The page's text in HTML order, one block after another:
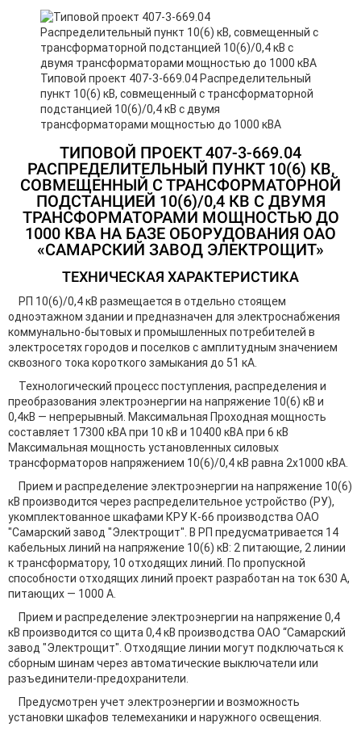
Типовой проект 407-3-669.04 Распределительный
пункт 10(6) кВ, совмещенный с трансформаторной
подстанцией 10(6)/0,4 кВ с двумя
трансформаторами мощностью до 1000 кВА
ТИПОВОЙ ПРОЕКТ 407-3-669.04
РАСПРЕДЕЛИТЕЛЬНЫЙ ПУНКТ 10(6) КВ,
СОВМЕЩЕННЫЙ С ТРАНСФОРМАТОРНОЙ
ПОДСТАНЦИЕЙ 10(6)/0,4 КВ С ДВУМЯ
ТРАНСФОРМАТОРАМИ МОЩНОСТЬЮ ДО
1000 КВА НА БАЗЕ ОБОРУДОВАНИЯ ОАО
«САМАРСКИЙ ЗАВОД ЭЛЕКТРОЩИТ»
ТЕХНИЧЕСКАЯ ХАРАКТЕРИСТИКА
РП 10(6)/0,4 кВ размещается в отдельно стоящем
одноэтажном здании и предназначен для электроснабжения
коммунально-бытовых и промышленных потребителей в
электросетях городов и поселков с амплитудным значением
сквозного тока короткого замыкания до 51 кА.
Технологический процесс поступления, распределения и
преобразования электроэнергии на напряжение 10(6) кВ и
0,4кВ — непрерывный. Максимальная Проходная мощность
составляет 17300 кВА при 10 кВ и 10400 кВА при 6 кВ
Максимальная мощность установленных силовых
трансформаторов напряжением 10(6)/0,4 кВ равна 2x1000 кВА.
Прием и распределение электроэнергии на напряжение 10(6)
кВ производится через распределительное устройство (РУ),
укомплектованное шкафами КРУ К-66 производства ОАО
"Самарский завод "Электрощит". В РП предусматривается 14
кабельных линий на напряжение 10(6) кВ: 2 питающие, 2 линии
к трансформатору, 10 отходящих линий. По пропускной
способности отходящих линий проект разработан на ток 630 А,
питающих — 1000 А.
Прием и распределение электроэнергии на напряжение 0,4
кВ производится со щита 0,4 кВ производства ОАО “Самарский
завод "Электрощит". Отходящие линии могут подключаться к
сборным шинам через автоматические выключатели или
разъединители-предохранители.
Предусмотрен учет электроэнергии и возможность
установки шкафов телемеханики и наружного освещения.